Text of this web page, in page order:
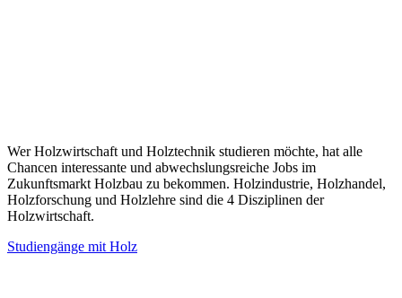
Wer Holzwirtschaft und Holztechnik studieren möchte, hat alle
Chancen interessante und abwechslungsreiche Jobs im
Zukunftsmarkt Holzbau zu bekommen. Holzindustrie, Holzhandel,
Holzforschung und Holzlehre sind die 4 Disziplinen der
Holzwirtschaft.
Studiengänge mit Holz